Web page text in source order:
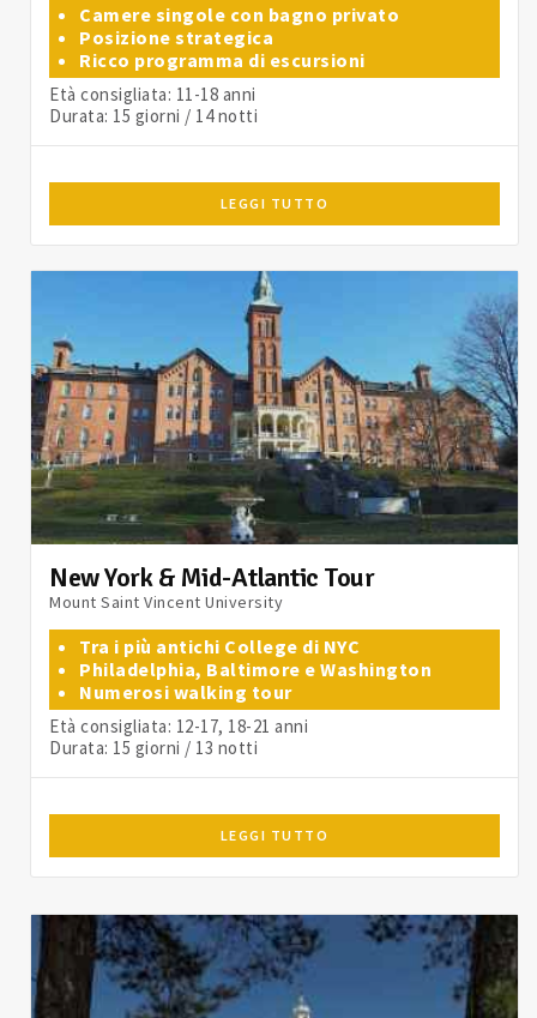
Camere singole con bagno privato
Posizione strategica
Ricco programma di escursioni
Età consigliata: 11-18 anni
Durata: 15 giorni / 14 notti
LEGGI TUTTO
New York & Mid-Atlantic Tour
Mount Saint Vincent University
Tra i più antichi College di NYC
Philadelphia, Baltimore e Washington
Numerosi walking tour
Età consigliata: 12-17, 18-21 anni
Durata: 15 giorni / 13 notti
LEGGI TUTTO